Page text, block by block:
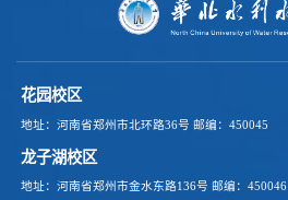
花园校区
地址：河南省郑州市北环路36号 邮编：450045
龙子湖校区
地址：河南省郑州市金水东路136号 邮编：450046